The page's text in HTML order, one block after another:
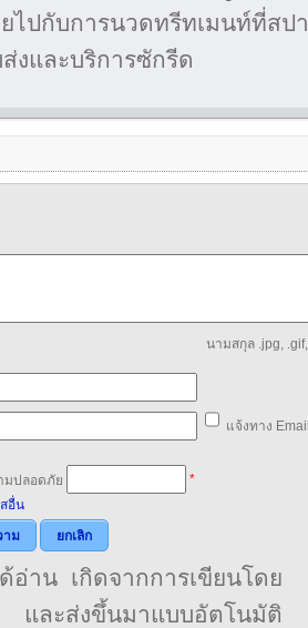
ไปกับการนวดทรีทเมนท์ที่สป
งและบริการซักรีด
นามสกุล .jpg,
แจ้งทาง
*
อื่น
าม
ยกเลิก
อ่าน เกิดจากการเขียนโดย
ะส่งขึ้นมาแบบอัตโนมัติ